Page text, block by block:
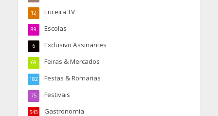
Ericeira TV
12
Escolas
89
Exclusivo Assinantes
6
Feiras & Mercados
69
Festas & Romarias
182
Festivais
75
Gastronomia
543